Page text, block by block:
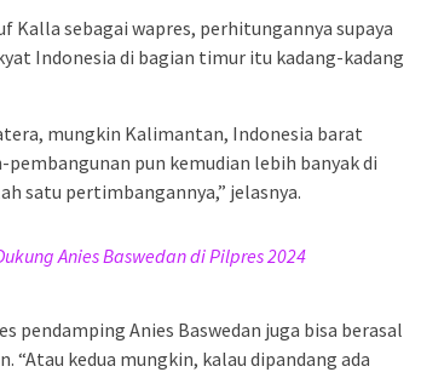
Kalla sebagai wapres, perhitungannya supaya
Indonesia di bagian timur itu kadang-kadang
mungkin Kalimantan, Indonesia barat
pun kemudian lebih banyak di
satu pertimbangannya,” jelasnya.
Anies Baswedan di Pilpres 2024
pendamping Anies Baswedan juga bisa berasal
kedua mungkin, kalau dipandang ada